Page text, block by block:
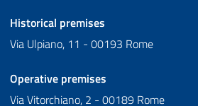
Historical premises
Via Ulpiano, 11 - 00193 Rome
Operative premises
Via Vitorchiano, 2 - 00189 Rome